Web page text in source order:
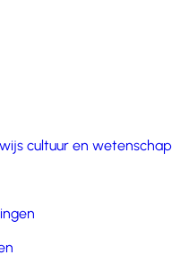
cultuur en wetenschap